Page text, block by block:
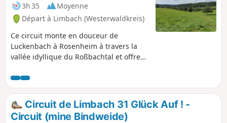
3h 35
Moyenne
Départ à Limbach (Westerwaldkreis)
Ce circuit monte en douceur de
Luckenbach à Rosenheim à travers la
vallée idyllique du Roßbachtal et offre
de redescendre vers Limbach à travers
la paisible vallée du Lehmbachtal.
Circuit de Limbach 31 Glück Auf ! -
Circuit (mine Bindweide)